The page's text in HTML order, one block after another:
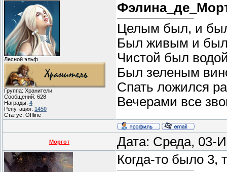
Лесной эльф
Группа: Хранители
Сообщений: 628
Награды: 4
Репутация: 1450
Статус: Offline
Целым был, и
Был живым и
Чистой был
Был зеленым
Спать ложился
Вечерами все
Моргот Дата: Среда, 03-
Когда-то было 3,